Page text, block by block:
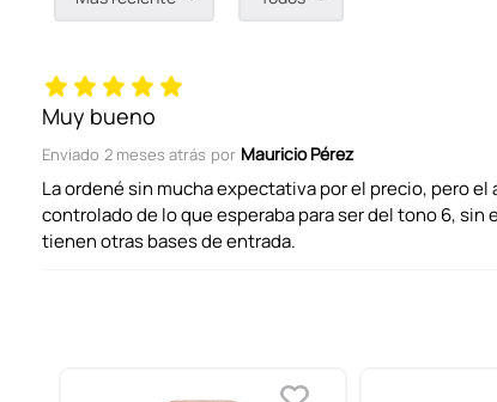
Agregar comentario
Califica el producto de 1 a 5 estrellas
Muy bueno
Enviado 2 meses atrás por Mauricio Pérez
La ordené sin mucha expectativa por el precio, pero
controlado de lo que esperaba para ser del tono 6,
tienen otras bases de entrada.